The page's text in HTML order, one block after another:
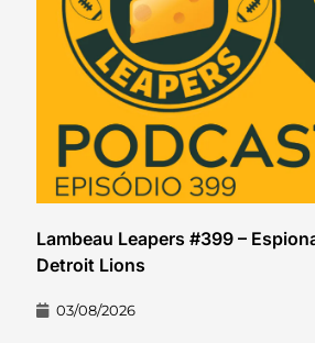
Lambeau Leapers #399 –
Detroit Lions
03/08/2026